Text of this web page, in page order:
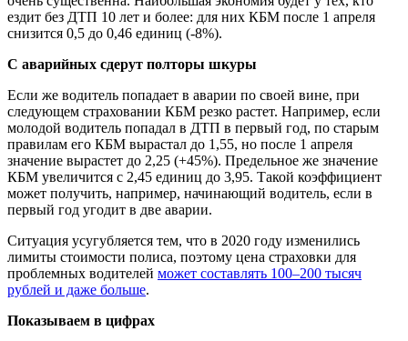
ездит без ДТП 10 лет и более: для них КБМ после 1 апреля
снизится 0,5 до 0,46 единиц (-8%).
С аварийных сдерут полторы шкуры
Если же водитель попадает в аварии по своей вине, при
следующем страховании КБМ резко растет. Например, если
молодой водитель попадал в ДТП в первый год, по старым
правилам его КБМ вырастал до 1,55, но после 1 апреля
значение вырастет до 2,25 (+45%). Предельное же значение
КБМ увеличится с 2,45 единиц до 3,95. Такой коэффициент
может получить, например, начинающий водитель, если в
первый год угодит в две аварии.
Ситуация усугубляется тем, что в 2020 году изменились
лимиты стоимости полиса, поэтому цена страховки для
проблемных водителей может составлять 100–200 тысяч
рублей и даже больше.
Показываем в цифрах